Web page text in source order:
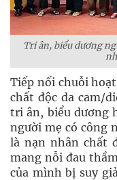
Tri ân, biểu dương
Tiếp nối chuỗi
chất độc da cam/
tri ân, biểu dương
người mẹ có công
là nạn nhân chất
mang nỗi đau
của mình bị suy